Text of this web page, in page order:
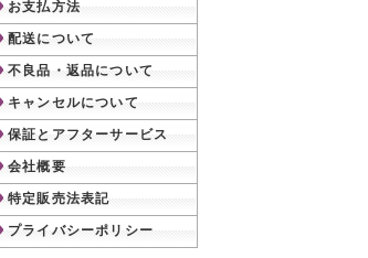
お支払方法
配送について
不良品・返品について
キャンセルについて
保証とアフターサービス
会社概要
特定販売法表記
プライバシーポリシー